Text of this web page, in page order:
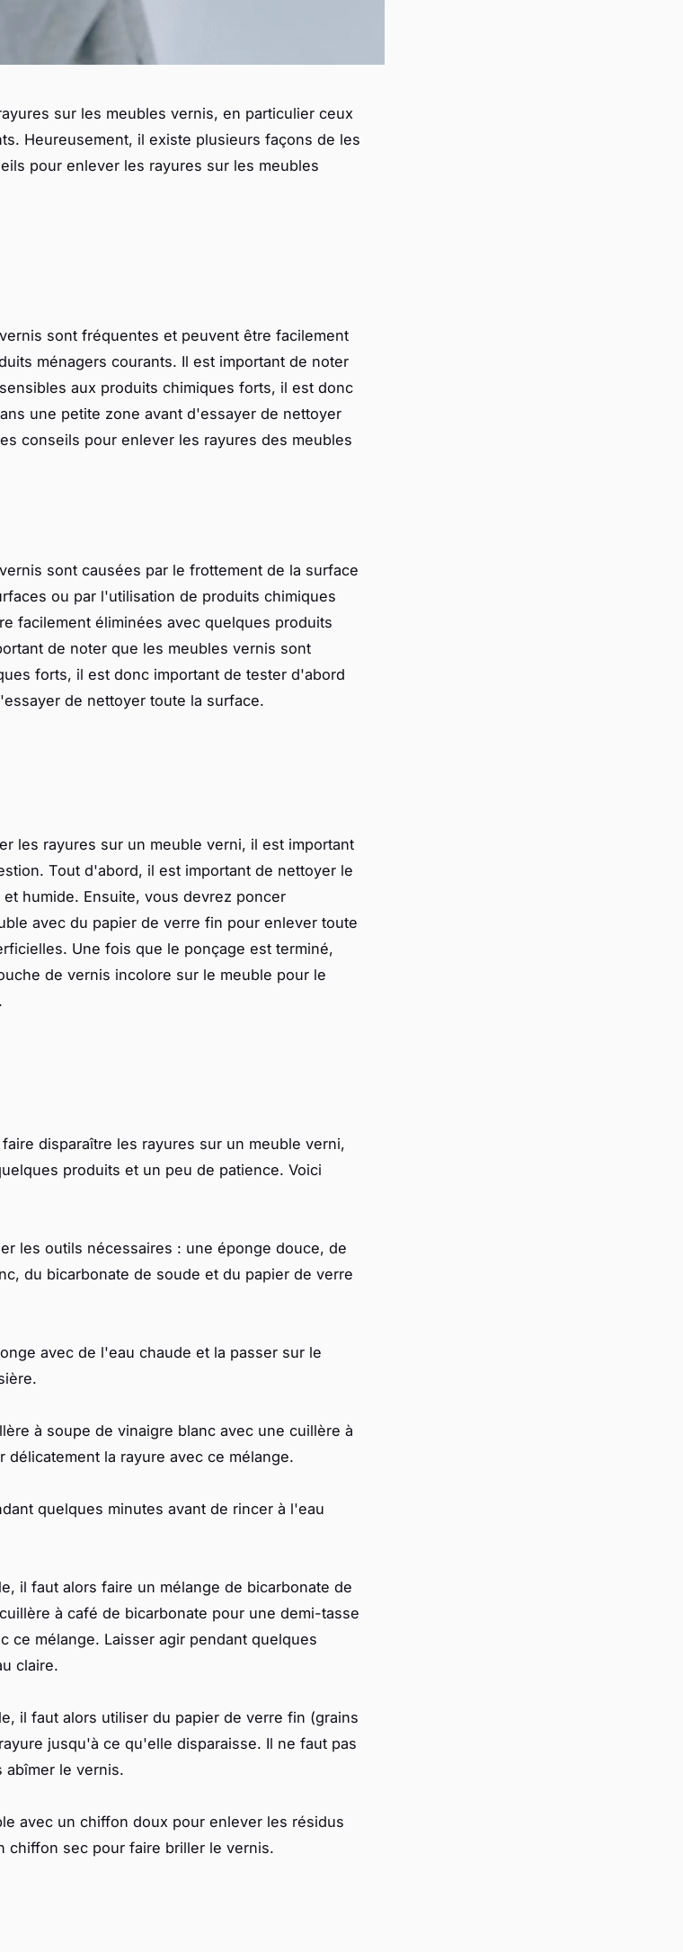
sur les meubles vernis, en particulier ceux
Heureusement, il existe plusieurs façons de les
pour enlever les rayures sur les meubles
sont fréquentes et peuvent être facilement
ménagers courants. Il est important de noter
aux produits chimiques forts, il est donc
une petite zone avant d'essayer de nettoyer
conseils pour enlever les rayures des meubles
sont causées par le frottement de la surface
ou par l'utilisation de produits chimiques
facilement éliminées avec quelques produits
de noter que les meubles vernis sont
forts, il est donc important de tester d'abord
de nettoyer toute la surface.
les rayures sur un meuble verni, il est important
Tout d'abord, il est important de nettoyer le
humide. Ensuite, vous devrez poncer
avec du papier de verre fin pour enlever toute
Une fois que le ponçage est terminé,
de vernis incolore sur le meuble pour le
disparaître les rayures sur un meuble verni,
produits et un peu de patience. Voici
les outils nécessaires : une éponge douce, de
du bicarbonate de soude et du papier de verre
avec de l'eau chaude et la passer sur le
à soupe de vinaigre blanc avec une cuillère à
la rayure avec ce mélange.
quelques minutes avant de rincer à l'eau
il faut alors faire un mélange de bicarbonate de
à café de bicarbonate pour une demi-tasse
ce mélange. Laisser agir pendant quelques
claire.
il faut alors utiliser du papier de verre fin (grains
jusqu'à ce qu'elle disparaisse. Il ne faut pas
abîmer le vernis.
avec un chiffon doux pour enlever les résidus
chiffon sec pour faire briller le vernis.